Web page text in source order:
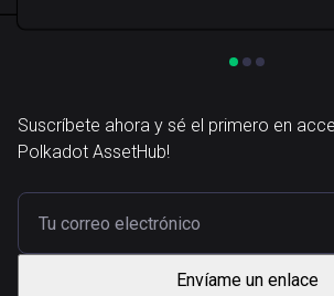
Suscríbete ahora y sé el primero en
Polkadot AssetHub!
Envíame un enlace